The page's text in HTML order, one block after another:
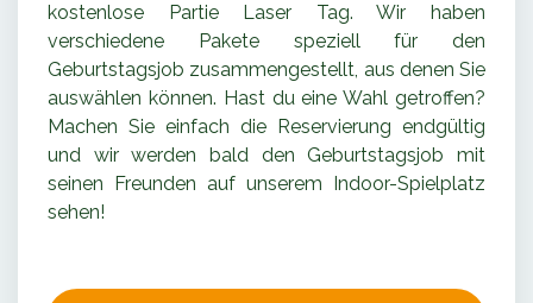
kostenlose Partie Laser Tag. Wir haben
verschiedene Pakete speziell für den
Geburtstagsjob zusammengestellt, aus denen Sie
auswählen können. Hast du eine Wahl getroffen?
Machen Sie einfach die Reservierung endgültig
und wir werden bald den Geburtstagsjob mit
seinen Freunden auf unserem Indoor-Spielplatz
sehen!